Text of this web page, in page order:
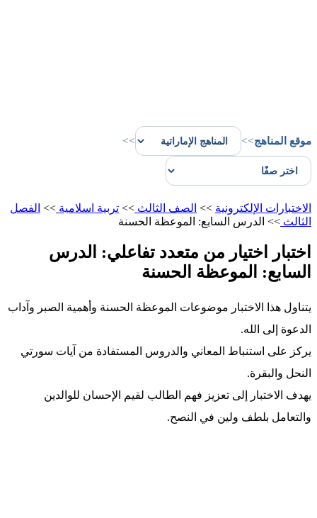
موقع المناهج>>
>>
الاختبارات الإلكترونية >> الصف الثالث >> تربية اسلامية >> الفصل
الثالث >> الدرس السابع: الموعظة الحسنة
اختبار اختيار من متعدد تفاعلي: الدرس
السابع: الموعظة الحسنة
يتناول هذا الاختبار موضوعات الموعظة الحسنة وأهمية الصبر وآداب
الدعوة إلى الله.
يركز على استنباط المعاني والدروس المستفادة من آيات سورتي
النحل والبقرة.
يهدف الاختبار إلى تعزيز فهم الطالب لقيم الإحسان للوالدين
والتعامل بلطف ولين في النصح.